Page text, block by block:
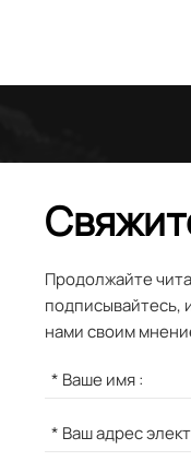
Продолжайте
подписывайтесь,
нами своим